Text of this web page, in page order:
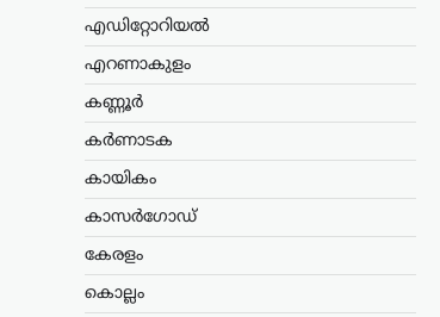
എഡിറ്റോറിയൽ
എറണാകുളം
കണ്ണൂർ
കർണാടക
കായികം
കാസർഗോഡ്
കേരളം
കൊല്ലം